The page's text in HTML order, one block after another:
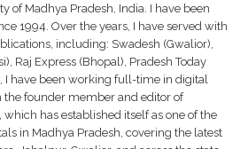
of Madhya Pradesh, India. I have been
1994. Over the years, I have served with
including: Swadesh (Gwalior),
Raj Express (Bhopal), Pradesh Today
I have been working full-time in digital
the founder member and editor of
has established itself as one of the
in Madhya Pradesh, covering the latest